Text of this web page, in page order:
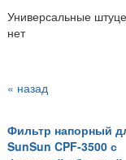
Универсальные
нет
« назад
Фильтр напорный
SunSun CPF-3500 с